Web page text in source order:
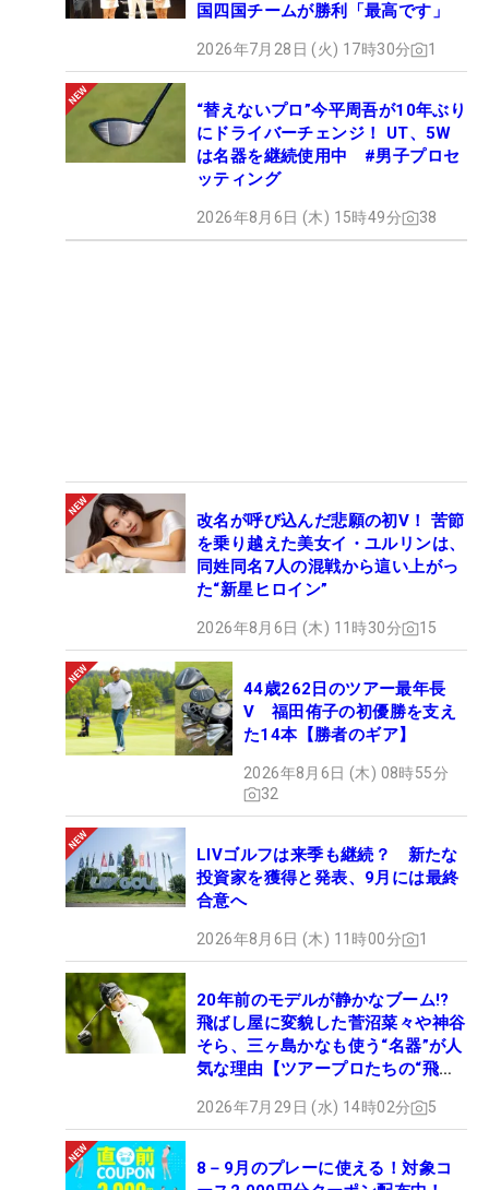
国四国チームが勝利「最高です」
2026年7月28日 (火) 17時30分 1
“替えないプロ”今平周吾が10年ぶり
にドライバーチェンジ！ UT、5W
は名器を継続使用中 #男子プロセ
ッティング
2026年8月6日 (木) 15時49分 38
改名が呼び込んだ悲願の初V！ 苦節
を乗り越えた美女イ・ユルリンは、
同姓同名7人の混戦から這い上がっ
た“新星ヒロイン”
2026年8月6日 (木) 11時30分 15
44歳262日のツアー最年長
V 福田侑子の初優勝を支え
た14本【勝者のギア】
2026年8月6日 (木) 08時55分
32
LIVゴルフは来季も継続？ 新たな
投資家を獲得と発表、9月には最終
合意へ
2026年8月6日 (木) 11時00分 1
20年前のモデルが静かなブーム!?
飛ばし屋に変貌した菅沼菜々や神谷
そら、三ヶ島かなも使う“名器”が人
気な理由【ツアープロたちの“飛ば
2026年7月29日 (水) 14時02分 5
8－9月のプレーに使える！対象コ